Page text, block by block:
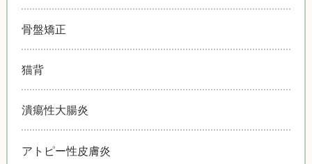
骨盤矯正
猫背
潰瘍性大腸炎
アトピー性皮膚炎